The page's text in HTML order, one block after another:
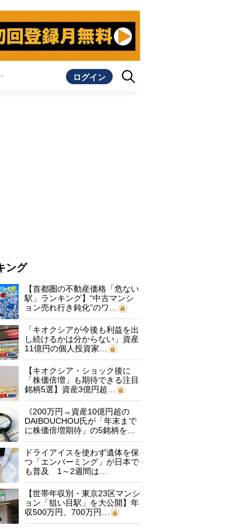
ログイン
ング
【首都圏の不動産価格「危ない
駅」ランキング】“中古マンシ
ョン売れ行き鈍化”のワ…
「キオクシアが今後も利益を出
し続けるかは分からない」資産
11億円の個人投資家…
【キオクシア・ショック後に
「株価倍増」も期待できる注目
銘柄5選】資産3億円超…
《200万円→資産10億円超の
DAIBOUCHOU氏が「年末まで
に株価倍増期待」の5銘柄を…
ドライアイスを使わず遺体を保
つ「エンバーミング」が日本で
も普及 1～2週間は…
【世帯年収別・東京23区マンシ
ョン「狙い目駅」を大公開】年
収500万円、700万円…